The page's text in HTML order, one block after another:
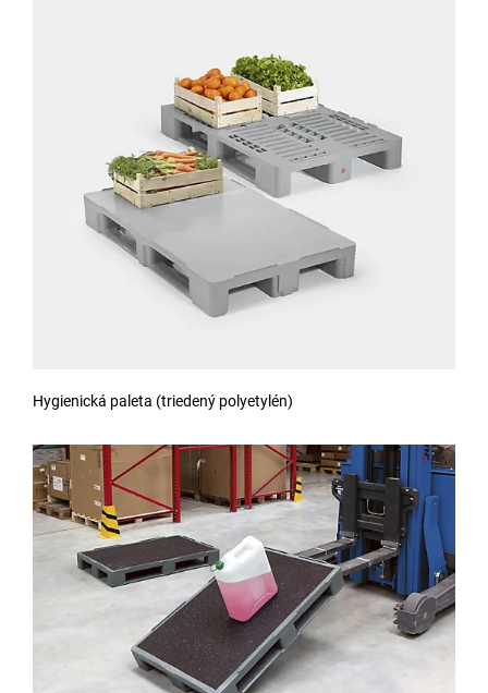
Hygienická paleta (triedený polyetylén)